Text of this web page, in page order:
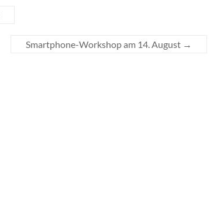
Smartphone-Workshop am 14. August →